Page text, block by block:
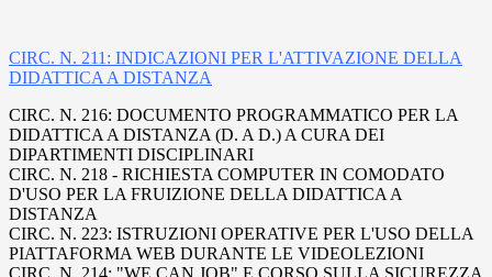
CIRC. N. 211: INDICAZIONI PER L'ATTIVAZIONE DELLA
DIDATTICA A DISTANZA
CIRC. N. 216: DOCUMENTO PROGRAMMATICO PER LA
DIDATTICA A DISTANZA (D. A D.) A CURA DEI
DIPARTIMENTI DISCIPLINARI
CIRC. N. 218 - RICHIESTA COMPUTER IN COMODATO
D'USO PER LA FRUIZIONE DELLA DIDATTICA A
DISTANZA
CIRC. N. 223: ISTRUZIONI OPERATIVE PER L'USO DELLA
PIATTAFORMA WEB DURANTE LE VIDEOLEZIONI